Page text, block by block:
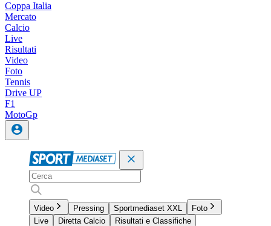
Coppa Italia
Mercato
Calcio
Live
Risultati
Video
Foto
Tennis
Drive UP
F1
MotoGp
Video Pressing Sportmediaset XXL
Foto
Live
Diretta Calcio
Risultati e Classifiche